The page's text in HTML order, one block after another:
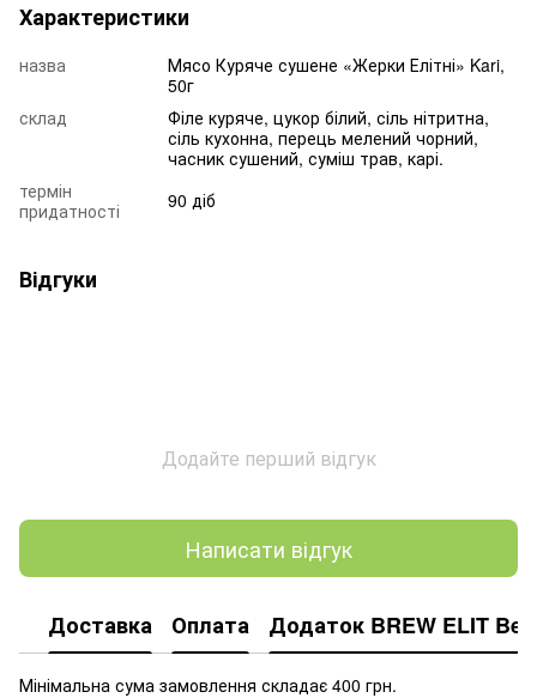
Характеристики
назва
Мясо Куряче сушене «Жерки Елітні» Kari,
50г
склад
Філе куряче, цукор білий, сіль нітритна,
сіль кухонна, перець мелений чорний,
часник сушений, суміш трав, карі.
термін
придатності
90 діб
Відгуки
Додайте перший відгук
Написати відгук
Доставка Оплата Додаток BREW ELIT
Мінімальна сума замовлення складає 400 грн.